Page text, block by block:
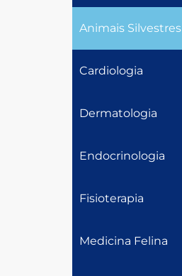
Animais Silvestres
Cardiologia
Dermatologia
Endocrinologia
Fisioterapia
Medicina Felina